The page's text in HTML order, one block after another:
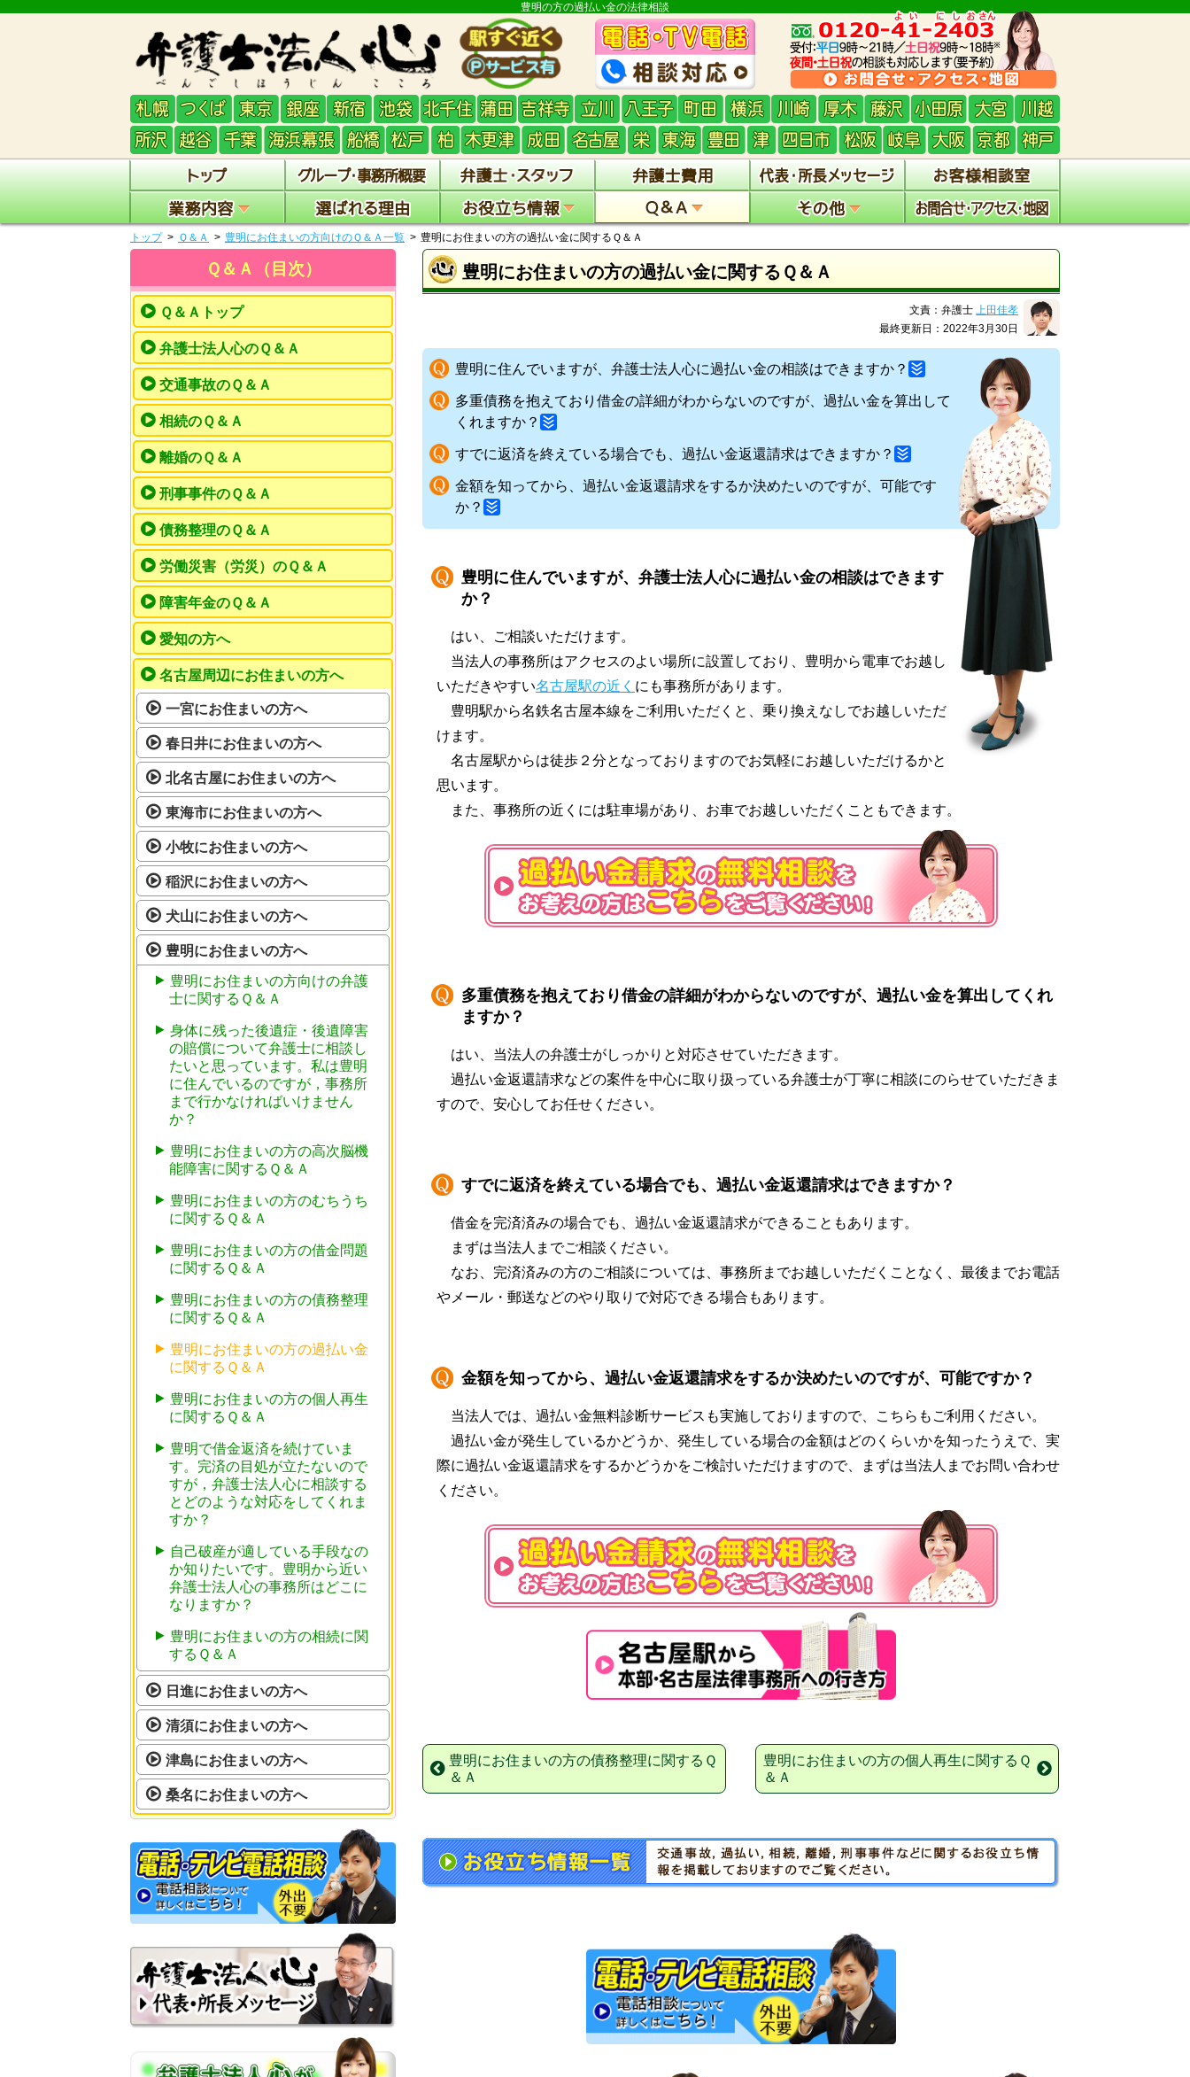
豊明の方の過払い金の法律相談
トップ Ｑ＆Ａ 豊明にお住まいの方向けのＱ＆Ａ一覧 豊明にお住まいの方の過払い金に関するＱ＆Ａ
豊明にお住まいの方の過払い金に関するＱ＆Ａ
文責：弁護士上田佳孝
最終更新日：2022年3月30日
豊明に住んでいますが、弁護士法人心に過払い金の相談はできますか？
多重債務を抱えており借金の詳細がわからないのですが、過払い金を算出して
くれますか？
すでに返済を終えている場合でも、過払い金返還請求はできますか？
金額を知ってから、過払い金返還請求をするか決めたいのですが、可能です
か？
豊明に住んでいますが、弁護士法人心に過払い金の相談はできます
か？
はい、ご相談いただけます。
当法人の事務所はアクセスのよい場所に設置しており、豊明から電車でお越し
いただきやすい名古屋駅の近く にも事務所があります。
豊明駅から名鉄名古屋本線をご利用いただくと、乗り換えなしでお越しいただ
けます。
名古屋駅からは徒歩２分となっておりますのでお気軽にお越しいただけるかと
思います。
また、事務所の近くには駐車場があり、お車でお越しいただくこともできます。
多重債務を抱えており借金の詳細がわからないのですが、過払い金を算出してくれ
ますか？
はい、当法人の弁護士がしっかりと対応させていただきます。
過払い金返還請求などの案件を中心に取り扱っている弁護士が丁寧に相談にのらせていただきま
すので、安心してお任せください。
すでに返済を終えている場合でも、過払い金返還請求はできますか？
借金を完済済みの場合でも、過払い金返還請求ができることもあります。
まずは当法人までご相談ください。
なお、完済済みの方のご相談については、事務所までお越しいただくことなく、最後までお電話
やメール・郵送などのやり取りで対応できる場合もあります。
金額を知ってから、過払い金返還請求をするか決めたいのですが、可能ですか？
当法人では、過払い金無料診断サービスも実施しておりますので、こちらもご利用ください。
過払い金が発生しているかどうか、発生している場合の金額はどのくらいかを知ったうえで、実
際に過払い金返還請求をするかどうかをご検討いただけますので、まずは当法人までお問い合わせ
ください。
豊明にお住まいの方の債務整理に関するＱ
＆Ａ
豊明にお住まいの方の個人再生に関するＱ
＆Ａ
Ｑ＆Ａ（目次）
Ｑ＆Ａトップ
弁護士法人心のＱ＆Ａ
交通事故のＱ＆Ａ
相続のＱ＆Ａ
離婚のＱ＆Ａ
刑事事件のＱ＆Ａ
債務整理のＱ＆Ａ
労働災害（労災）のＱ＆Ａ
障害年金のＱ＆Ａ
愛知の方へ
名古屋周辺にお住まいの方へ
一宮にお住まいの方へ
春日井にお住まいの方へ
北名古屋にお住まいの方へ
東海市にお住まいの方へ
小牧にお住まいの方へ
稲沢にお住まいの方へ
犬山にお住まいの方へ
豊明にお住まいの方へ
豊明にお住まいの方向けの弁護
士に関するＱ＆Ａ
身体に残った後遺症・後遺障害
の賠償について弁護士に相談し
たいと思っています。私は豊明
に住んでいるのですが，事務所
まで行かなければいけません
か？
豊明にお住まいの方の高次脳機
能障害に関するＱ＆Ａ
豊明にお住まいの方のむちうち
に関するＱ＆Ａ
豊明にお住まいの方の借金問題
に関するＱ＆Ａ
豊明にお住まいの方の債務整理
に関するＱ＆Ａ
豊明にお住まいの方の過払い金
に関するＱ＆Ａ
豊明にお住まいの方の個人再生
に関するＱ＆Ａ
豊明で借金返済を続けていま
す。完済の目処が立たないので
すが，弁護士法人心に相談する
とどのような対応をしてくれま
すか？
自己破産が適している手段なの
か知りたいです。豊明から近い
弁護士法人心の事務所はどこに
なりますか？
豊明にお住まいの方の相続に関
するＱ＆Ａ
日進にお住まいの方へ
清須にお住まいの方へ
津島にお住まいの方へ
桑名にお住まいの方へ